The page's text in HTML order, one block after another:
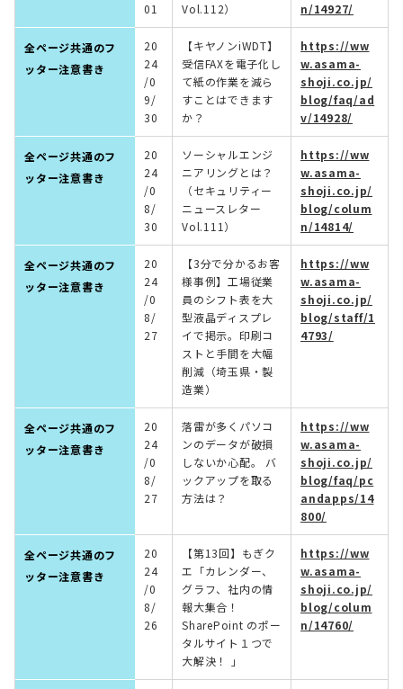
01
Vol.112）
n/14927/
全ページ共通のフ
ッター注意書き
20
24
/0
9/
30
【キヤノンiWDT】
受信FAXを電子化し
て紙の作業を減ら
すことはできます
か？
https://ww
w.asama-
shoji.co.jp/
blog/faq/ad
v/14928/
全ページ共通のフ
ッター注意書き
20
24
/0
8/
30
ソーシャルエンジ
ニアリングとは？
（セキュリティー
ニュースレター
Vol.111）
https://ww
w.asama-
shoji.co.jp/
blog/colum
n/14814/
全ページ共通のフ
ッター注意書き
20
24
/0
8/
27
【3分で分かるお客
様事例】工場従業
員のシフト表を大
型液晶ディスプレ
イで掲示。印刷コ
ストと手間を大幅
削減（埼玉県・製
造業）
https://ww
w.asama-
shoji.co.jp/
blog/staff/1
4793/
全ページ共通のフ
ッター注意書き
20
24
/0
8/
27
落雷が多くパソコ
ンのデータが破損
しないか心配。 バ
ックアップを取る
方法は？
https://ww
w.asama-
shoji.co.jp/
blog/faq/pc
andapps/14
800/
全ページ共通のフ
ッター注意書き
20
24
/0
8/
26
【第13回】もぎク
エ「カレンダー、
グラフ、社内の情
報大集合！
SharePoint のポー
タルサイト１つで
大解決！ 」
https://ww
w.asama-
shoji.co.jp/
blog/colum
n/14760/